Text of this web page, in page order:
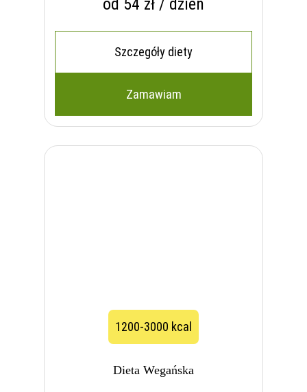
od 54 zł / dzień
Szczegóły diety
Zamawiam
1200-3000 kcal
Dieta Wegańska